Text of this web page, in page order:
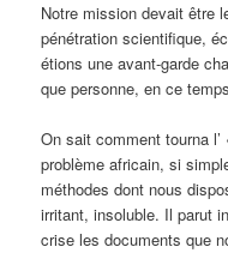
Notre mission devait être
pénétration scientifique,
étions une avant-garde
que personne, en ce
On sait comment tourna
problème africain, si
méthodes dont nous
irritant, insoluble. Il parut
crise les documents que